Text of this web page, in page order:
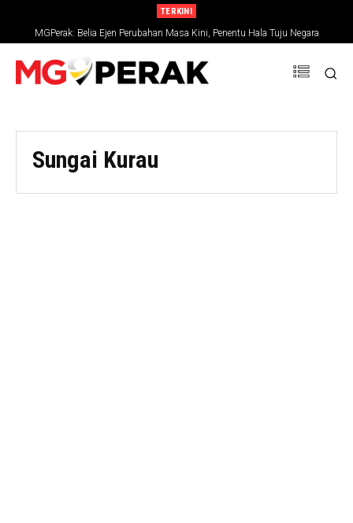
TERKINI
MGPerak: Belia Ejen Perubahan Masa Kini, Penentu Hala Tuju Negara
Sungai Kurau